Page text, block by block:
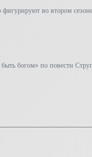
во втором
богом» по повести